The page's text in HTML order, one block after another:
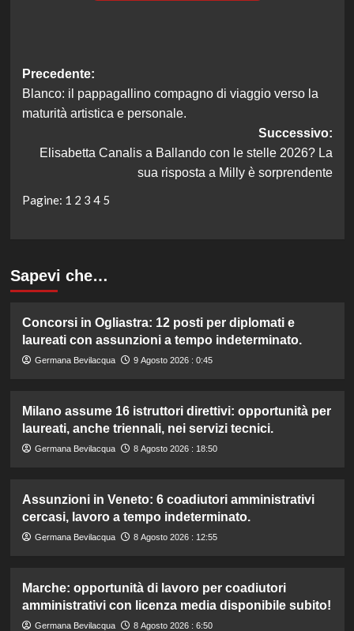
Navigazione
articolo
Precedente:
Blanco: il pappagallino compagno di viaggio verso la
maturità artistica e personale.
Successivo:
Elisabetta Canalis a Ballando con le stelle 2026? La
sua risposta a Milly è sorprendente
Pagine: 1 2 3 4 5
Sapevi che…
Concorsi in Ogliastra: 12 posti per diplomati e
laureati con assunzioni a tempo indeterminato.
Germana Bevilacqua 9 Agosto 2026 : 0:45
Milano assume 16 istruttori direttivi: opportunità per
laureati, anche triennali, nei servizi tecnici.
Germana Bevilacqua 8 Agosto 2026 : 18:50
Assunzioni in Veneto: 6 coadiutori amministrativi
cercasi, lavoro a tempo indeterminato.
Germana Bevilacqua 8 Agosto 2026 : 12:55
Marche: opportunità di lavoro per coadiutori
amministrativi con licenza media disponibile subito!
Germana Bevilacqua 8 Agosto 2026 : 6:50